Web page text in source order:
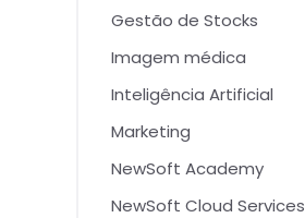
Gestão de Stocks
Imagem médica
Inteligência Artificial
Marketing
NewSoft Academy
NewSoft Cloud Services